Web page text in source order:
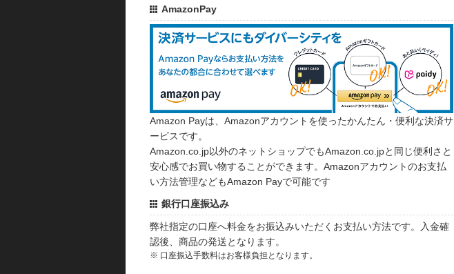
AmazonPay
Amazon Payは、Amazonアカウントを使ったかんたん・便利な決済サ
ービスです。
Amazon.co.jp以外のネットショップでもAmazon.co.jpと同じ便利さと
安心感でお買い物することができます。Amazonアカウントのお支払
い方法管理などもAmazon Payで可能です
銀行口座振込み
弊社指定の口座へ料金をお振込みいただくお支払い方法です。入金確
認後、商品の発送となります。
※ 口座振込手数料はお客様負担となります。